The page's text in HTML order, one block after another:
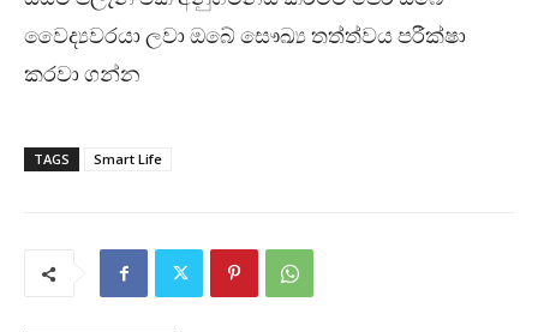
වෛද්‍යවරයා ලවා ඔබේ සෞඛ්‍ය තත්ත්වය පරීක්ෂා
කරවා ගන්න
TAGS Smart Life